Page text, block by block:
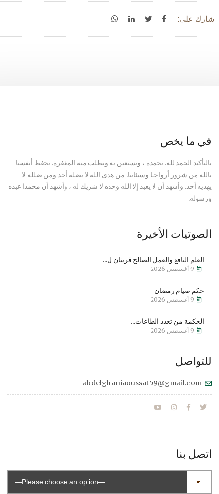
شارك على:
في ما يخص
بالتأكيد الحمد لله. نحمده ، ونستعين به ونطلب منه المغفرة. نحفظ أنفسنا
بالله من شرور أرواحنا وسيئاتنا. من هدى الله لا يضله أحد ومن ضلله لا
يهديه أحد. وأشهد أن لا يعبد إلا الله وحده لا شريك له ، وأشهد أن محمدا عبده
ورسوله.
الصوتيات الأخيرة
العلم النافع والعمل الصالح قرينان ل...
9 أغسطس 2026
حكم صيام رمضان
9 أغسطس 2026
الحكمة من تعدد الطاعات...
9 أغسطس 2026
للتواصل
abdelghaniaoussat59@gmail.com
اتصل بنا